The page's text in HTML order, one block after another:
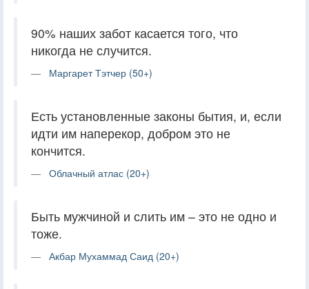
90% наших забот касается того, что
никогда не случится.
Маргарет Тэтчер (50+)
Есть установленные законы бытия, и, если
идти им наперекор, добром это не
кончится.
Облачный атлас (20+)
Быть мужчиной и слить им – это не одно и
тоже.
Акбар Мухаммад Саид (20+)